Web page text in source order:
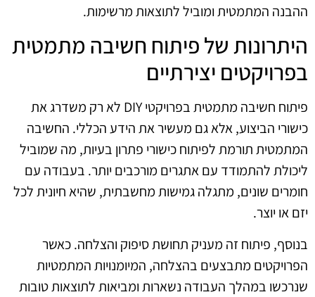
ההבנה המתמטית ומוביל לתוצאות מרשימות.
היתרונות של פיתוח חשיבה מתמטית
בפרויקטים יצירתיים
פיתוח חשיבה מתמטית בפרויקטי DIY לא רק משדרג את
כישורי הביצוע, אלא גם מעשיר את הידע הכללי. החשיבה
המתמטית תורמת לפיתוח כישורי פתרון בעיות, מה שמוביל
ליכולת להתמודד עם אתגרים מורכבים יותר. בעבודה עם
חומרים שונים, מתגלה גמישות מחשבתית, שהיא חיונית לכל
יזם או יוצר.
בנוסף, פיתוח זה מעניק תחושת סיפוק והצלחה. כאשר
הפרויקטים מתבצעים בהצלחה, המיומנויות המתמטיות
שנרכשו במהלך העבודה נשארות ומביאות לתוצאות טובות